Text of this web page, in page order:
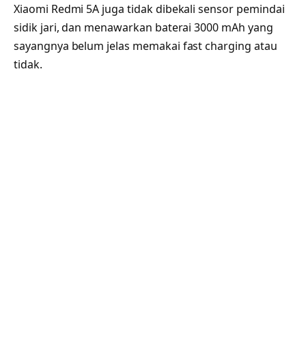
Xiaomi Redmi 5A juga tidak dibekali sensor pemindai
sidik jari, dan menawarkan baterai 3000 mAh yang
sayangnya belum jelas memakai fast charging atau
tidak.